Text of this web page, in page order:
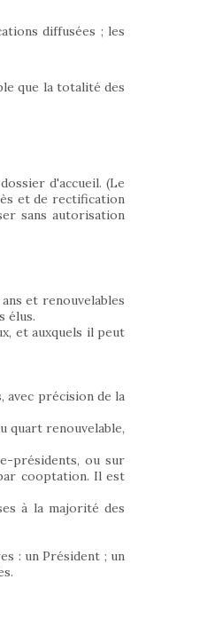
diffusées ; les
que la totalité des
d'accueil. (Le
et de rectification
sans autorisation
et renouvelables
élus.
et auxquels il peut
avec précision de la
quart renouvelable,
présidents, ou sur
cooptation. Il est
à la majorité des
: un Président ; un